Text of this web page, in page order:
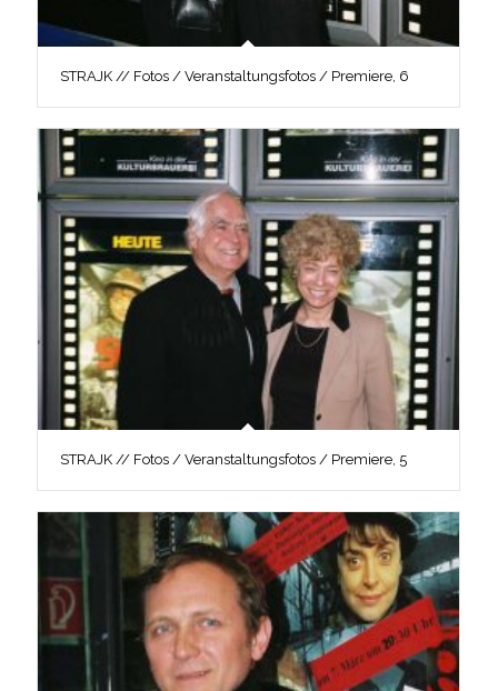
STRAJK // Fotos / Veranstaltungsfotos / Premiere, 6
STRAJK // Fotos / Veranstaltungsfotos / Premiere, 5